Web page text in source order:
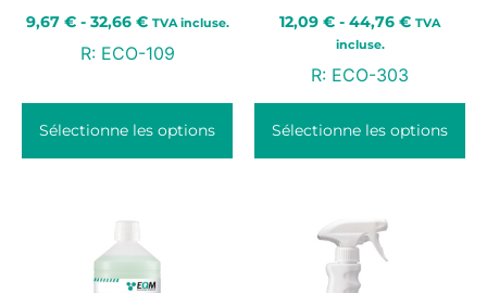
9,67 € - 32,66 € TVA incluse.
R:ECO-109
Sélectionne les options
12,09 € - 44,76 € TVA
incluse.
R: ECO-303
Sélectionne les options